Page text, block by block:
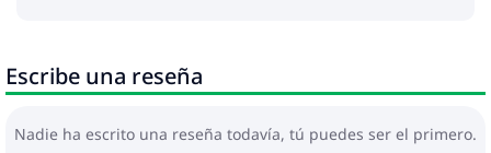
almohadillas suaves
❤ parachoques que se abre por ambos lados con un
❤ ruedas: poliuretano, resistentes a pinchazos (no
Escribe una reseña
Nadie ha escrito una reseña todavía, tú puedes ser el primero.